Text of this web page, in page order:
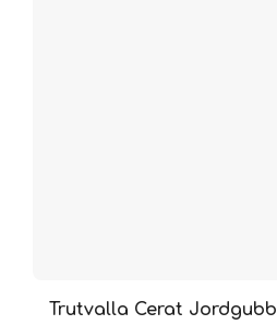
Trutvalla Cerat Jordgubb